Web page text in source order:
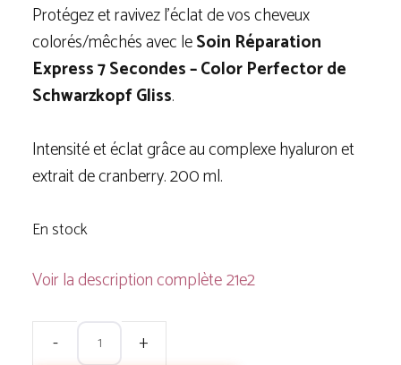
Protégez et ravivez l’éclat de vos cheveux
colorés/mêchés avec leSoin Réparation
Express 7 Secondes – Color Perfector de
Schwarzkopf Gliss.
Intensité et éclat grâce au complexe hyaluron et
extrait de cranberry. 200 ml.
En stock
Voir la description complète